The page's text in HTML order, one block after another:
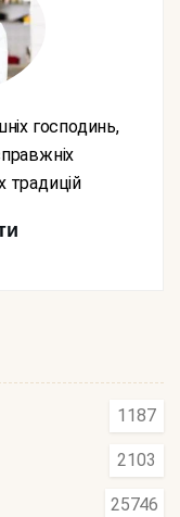
традицій
1187
2103
25746